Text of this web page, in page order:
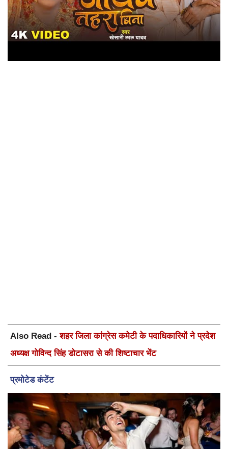
Also Read -शहर जिला कांग्रेस कमेटी के पदाधिकारियों ने प्रदेश
अध्यक्ष गोविन्द सिंह डोटासरा से की शिष्टाचार भेंट